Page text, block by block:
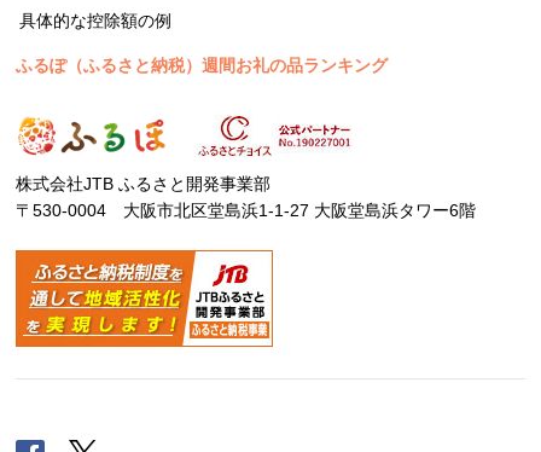
具体的な控除額の例
ふるぽ（ふるさと納税）週間お礼の品ランキング
株式会社JTB ふるさと開発事業部
〒530-0004 大阪市北区堂島浜1-1-27 大阪堂島浜タワー6階